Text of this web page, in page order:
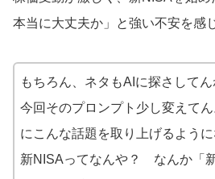
本当に大丈夫か」と強い不安を感
もちろん、ネタもAIに探さしてん
今回そのプロンプト少し変えて
にこんな話題を取り上げるように
新NISAってなんや？ なんか「